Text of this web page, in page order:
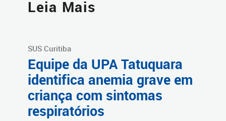
Leia Mais
SUS Curitiba
Equipe da UPA Tatuquara
identifica anemia grave em
criança com sintomas
respiratórios